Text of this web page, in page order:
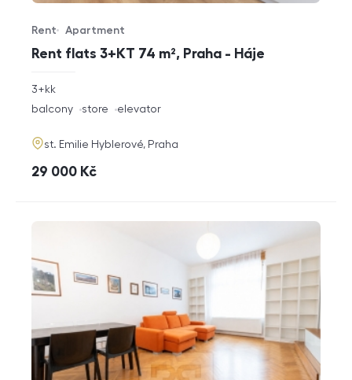
Rent flats 3+KT 74 m², Praha - Háje
Offer type
Rent
Property type
Apartment
rozměry
3+kk
funkce
balcony store elevator
adresa
st. Emilie Hyblerové, Praha
cena
29 000 Kč